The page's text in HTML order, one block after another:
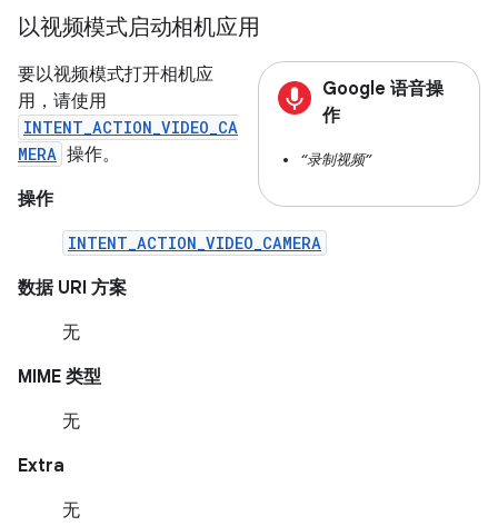
以视频模式启动相机应用
Google 语音操
作
“录制视频”
要以视频模式打开相机应
用，请使用
INTENT_ACTION_VIDEO_CA
MERA 操作。
操作
INTENT_ACTION_VIDEO_CAMERA
数据 URI 方案
无
MIME 类型
无
Extra
无